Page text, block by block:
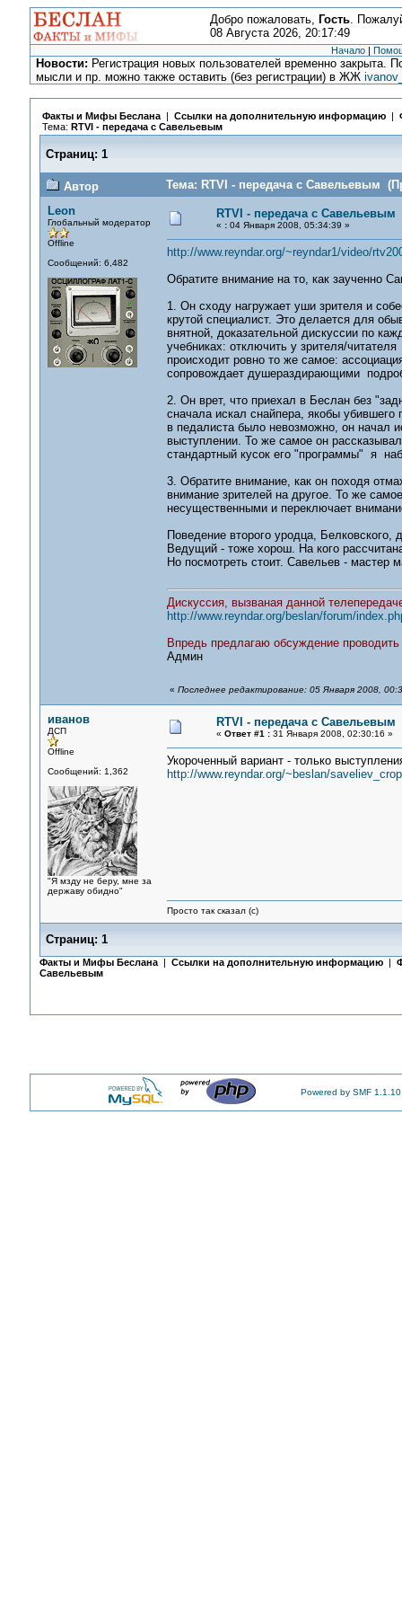
Добро пожаловать, Гость.
08 Августа 2026, 20:17:49
Начало |
Новости: Регистрация новых пользователей временно закрыта.
мысли и пр. можно также оставить (без регистрации) в ЖЖ
Факты и Мифы Беслана| Ссылки на дополнительную информацию|
Тема: RTVI - передача с Савельевым
Страниц: 1
Автор
Тема: RTVI - передача с Савельевым
Leon
Глобальный модератор
Offline
Сообщений: 6,482
RTVI - передача с Савельевым
« :04 Января 2008, 05:34:39 »
http://www.reyndar.org/~reyndar1/video/
Обратите внимание на то, как заученно
1. Он сходу нагружает уши зрителя и
крутой специалист. Это делается для
внятной, доказательной дискуссии по
учебниках: отключить у зрителя/
происходит ровно то же самое:
сопровождает душераздирающими
2. Он врет, что приехал в Беслан без
сначала искал снайпера, якобы
в педалиста было невозможно, он начал
выступлении. То же самое он
стандартный кусок его "программы" я
3. Обратите внимание, как он походя
внимание зрителей на другое. То же
несущественными и переключает
Поведение второго уродца,
Ведущий - тоже хорош. На кого
Но посмотреть стоит. Савельев - мастер
Дискуссия, вызваная данной
http://www.reyndar.org/beslan/forum/
Впредь предлагаю обсуждение
Админ
« Последнее редактирование: 05 Января 2008,
иванов
ДСП
Offline
Сообщений: 1,362
"Я мзду не беру, мне за
державу обидно"
RTVI - передача с Савельевым
« Ответ #1 :31 Января 2008, 02:30:16 »
Укороченный вариант - только
http://www.reyndar.org/~beslan/
Просто так сказал (с)
Страниц: 1
Факты и Мифы Беслана| Ссылки на дополнительную информацию|
Савельевым
Powered by SMF 1.1.10